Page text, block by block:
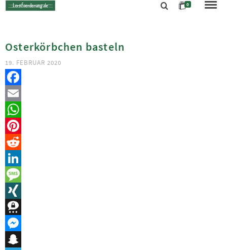
0
Osterkörbchen basteln
19. FEBRUAR 2020
Facebook
Email
WhatsApp
Pinterest
Reddit
LinkedIn
Message
XING
Threema
Messenger